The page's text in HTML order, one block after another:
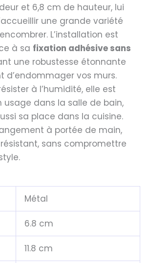
et 6,8 cm de hauteur, lui
une grande variété
L’installation est
à sa fixation adhésive sans
une robustesse étonnante
d’endommager vos murs.
à l’humidité, elle est
usage dans la salle de bain,
sa place dans la cuisine.
à portée de main,
sans compromettre
Métal
6.8 cm
11.8 cm